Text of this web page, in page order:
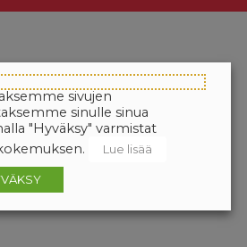
sivujen
sinulle sinua
"Hyväksy" varmistat
Lue lisää